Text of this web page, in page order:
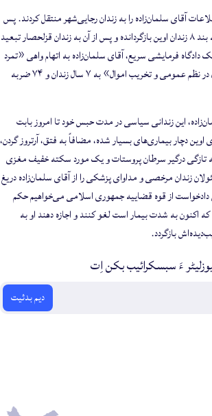
آقای سلمان‌زاده را به زندان رجایی‌شهر منتقل کردند. پس
از گذشت مدتی دوباره او را به بند ۸ زندان اوین بازگردانده و پس از آن به زندان قزلحصار تبعید
خرداد سال ۱۴۰۱، در یک دادگاه فرمایشی سریع، آقای سلمان‌زاده به اتهام واهی «تمرد
از دست ماموران نظام و اخلال در نظم عمومی و تخریب اموال» به ۷ سال زندان و ۷۴ ضربه
این زندانی سیاسی در مدت حبس خود تا امروز بابت
دچار بیماری‌های بسیار شده، مضافاً به فتق، آرتروز گردن،
تازگی درگیر سرطان پروستات و یک مورد سکته خفیف مغزی
زندان مرخصی و مداوای پزشکی را از آقای سلمان‌زاده دریغ
دادخواست از قوه قضاییه جمهوری اسلامی می‌خواهیم حکم
که اکنون به شدت بیمار است لغو کنند و اجازه دهند او به
بازگردد.
ءَ سبسکرائیب بکن اِت
دیم بدئیت